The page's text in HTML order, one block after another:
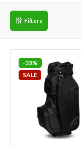
Filters
-33%
SALE